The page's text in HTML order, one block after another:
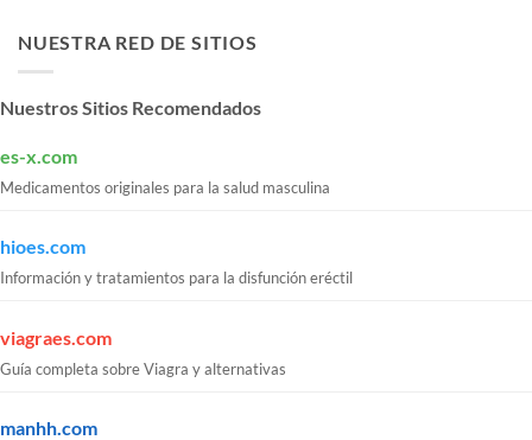
NUESTRA RED DE SITIOS
Nuestros Sitios Recomendados
es-x.com
Medicamentos originales para la salud masculina
hioes.com
Información y tratamientos para la disfunción eréctil
viagraes.com
Guía completa sobre Viagra y alternativas
manhh.com